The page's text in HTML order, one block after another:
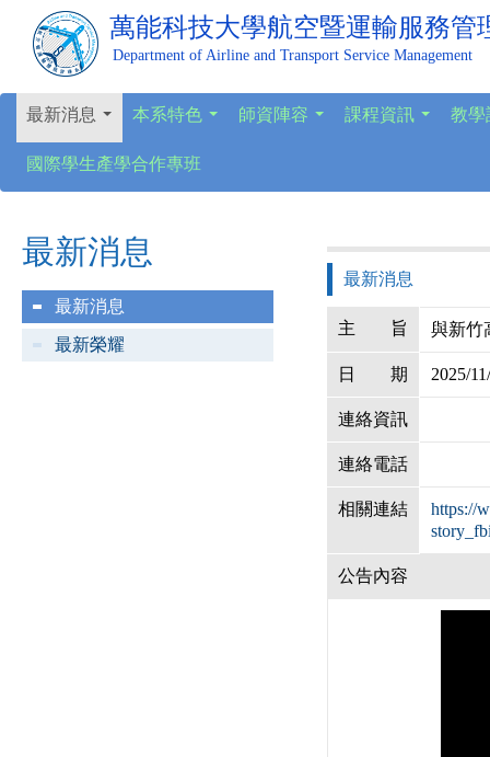
萬能科技大學航空暨運輸服務管
Department of Airline and Transport Service Management
最新消息 本系特色 師資陣容 課程資訊 教學
國際學生產學合作專班
最新消息
最新消息
最新榮耀
最新消息
主 旨 與新竹
日 期 2025/
連絡資訊
連絡電話
相關連結
https://
公告內容